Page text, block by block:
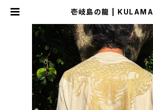
壱岐島の龍 | KULAMA